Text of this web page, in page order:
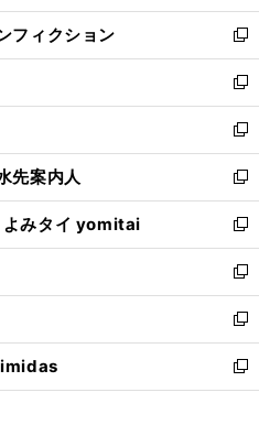
開
く
ウ
で
開
く
ン
ド
ウ
で
開
く
ウ
ィ
ン
ド
ウ
で
開
く
フィクション
新
し
い
ウ
ィ
ン
ド
ウ
で
開
く
新
し
い
ウ
ィ
ン
ド
ウ
で
開
く
新
し
い
ウ
ィ
ン
ド
ウ
で
開
く
先案内人
新
し
い
ウ
ィ
ン
ド
ウ
で
開
よみタイ yomitai
新
し
い
ウ
ィ
ン
ド
ウ
新
し
い
ウ
ィ
ン
新
し
い
ウ
imidas
新
し